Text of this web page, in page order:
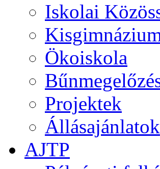
Iskolai
Ökoiskola
Projektek
Állásajánlatok
AJTP